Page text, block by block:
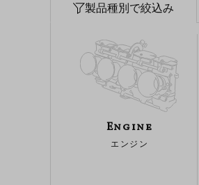
製品種別で絞込み
Engine
エンジン